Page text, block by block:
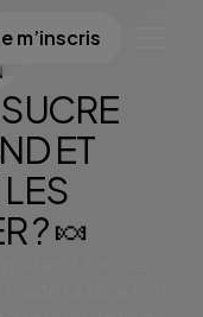
m’inscris
ET
? 🍬